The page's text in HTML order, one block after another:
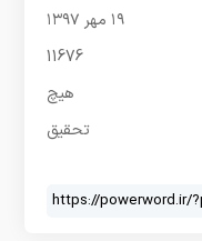
۱۹ مهر ۱۳۹۷
11676
هیچ
تحقیق